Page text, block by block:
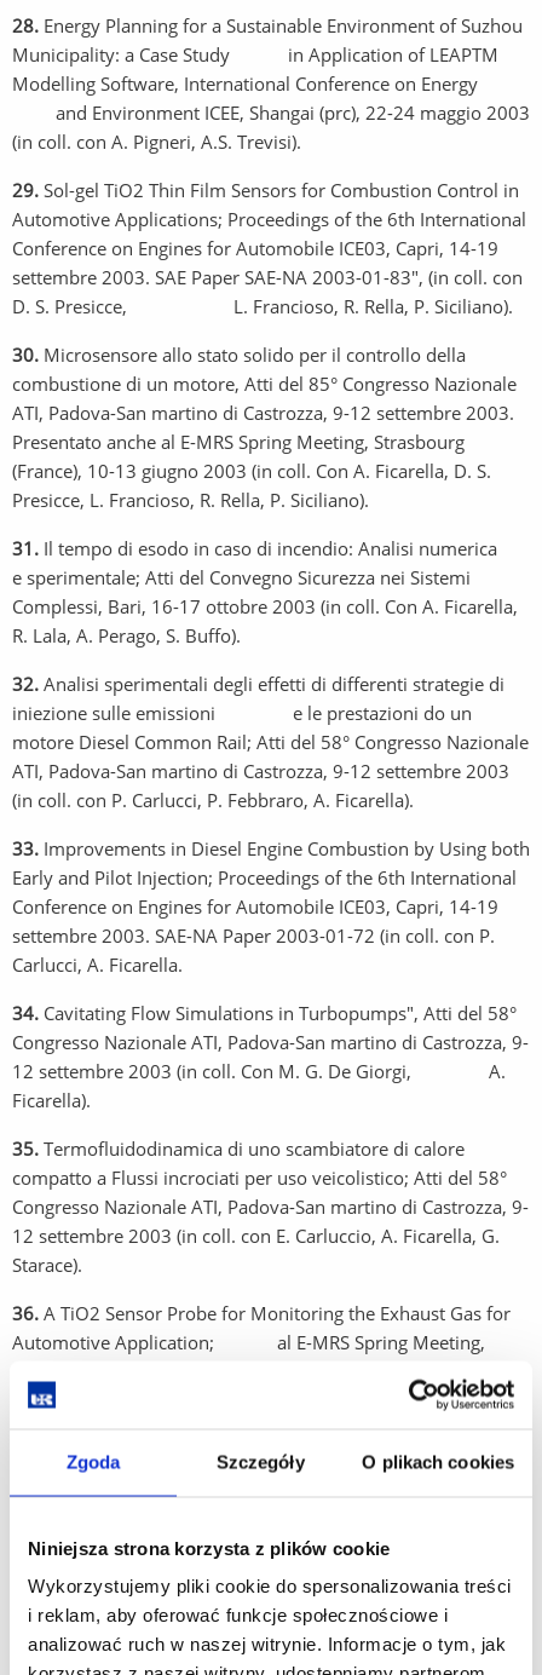
Zgoda Szczegóły O plikach cookies
Niniejsza strona korzysta z plików cookie
Wykorzystujemy pliki cookie do spersonalizowania treści
i reklam, aby oferować funkcje społecznościowe i
analizować ruch w naszej witrynie. Informacje o tym, jak
28. Energy Planning for a Sustainable Environment of Suzhou
Municipality: a Case Study in Application of LEAPTM
Modelling Software, International Conference on Energy
and Environment ICEE, Shangai (prc), 22-24 maggio 2003
(in coll. con A. Pigneri, A.S. Trevisi).
29. Sol-gel TiO2 Thin Film Sensors for Combustion Control in
Automotive Applications; Proceedings of the 6th International
Conference on Engines for Automobile ICE03, Capri, 14-19
settembre 2003. SAE Paper SAE-NA 2003-01-83", (in coll. con
D. S. Presicce, L. Francioso, R. Rella, P. Siciliano).
30. Microsensore allo stato solido per il controllo della
combustione di un motore, Atti del 85° Congresso Nazionale
ATI, Padova-San martino di Castrozza, 9-12 settembre 2003.
Presentato anche al E-MRS Spring Meeting, Strasbourg
(France), 10-13 giugno 2003 (in coll. Con A. Ficarella, D. S.
Presicce, L. Francioso, R. Rella, P. Siciliano).
31. Il tempo di esodo in caso di incendio: Analisi numerica
e sperimentale; Atti del Convegno Sicurezza nei Sistemi
Complessi, Bari, 16-17 ottobre 2003 (in coll. Con A. Ficarella,
R. Lala, A. Perago, S. Buffo).
32. Analisi sperimentali degli effetti di differenti strategie di
iniezione sulle emissioni e le prestazioni do un
motore Diesel Common Rail; Atti del 58° Congresso Nazionale
ATI, Padova-San martino di Castrozza, 9-12 settembre 2003
(in coll. con P. Carlucci, P. Febbraro, A. Ficarella).
33. Improvements in Diesel Engine Combustion by Using both
Early and Pilot Injection; Proceedings of the 6th International
Conference on Engines for Automobile ICE03, Capri, 14-19
settembre 2003. SAE-NA Paper 2003-01-72 (in coll. con P.
Carlucci, A. Ficarella.
34. Cavitating Flow Simulations in Turbopumps", Atti del 58°
Congresso Nazionale ATI, Padova-San martino di Castrozza, 9-
12 settembre 2003 (in coll. Con M. G. De Giorgi, A.
Ficarella).
35. Termofluidodinamica di uno scambiatore di calore
compatto a Flussi incrociati per uso veicolistico; Atti del 58°
Congresso Nazionale ATI, Padova-San martino di Castrozza, 9-
12 settembre 2003 (in coll. con E. Carluccio, A. Ficarella, G.
Starace).
36. A TiO2 Sensor Probe for Monitoring the Exhaust Gas for
Automotive Application; al E-MRS Spring Meeting,
Presicce, L. Francioso, A.Ficarella, R. Rella, P. Siciliano).
Application and Impacts of a Real Fire in a Residential
Building for Analysis the Level of Risk for Life;
Assessment, Berlin (Germany), June 2004 (in coll. con A.
Ficarella, R. Lala, A. Perago).
38. Experimental Comparisons of Different Strategies for
Natural Gas Addition in a Common Rail Diesel Engine;